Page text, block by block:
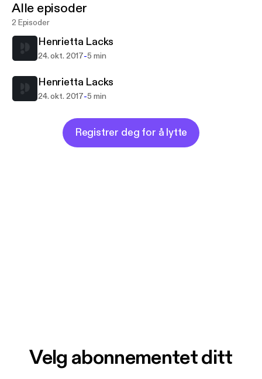
Alle episoder
2 Episoder
Henrietta Lacks
24. okt. 2017-5 min
Henrietta Lacks
24. okt. 2017-5 min
Registrer deg for å lytte
Velg abonnementet ditt